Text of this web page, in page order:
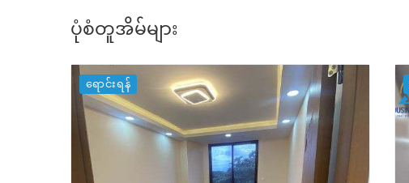
ပုံစံတူအိမ်များ
ရောင်းရန်